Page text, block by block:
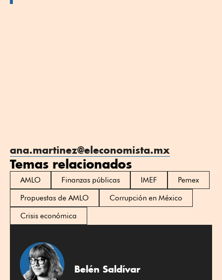
ana.martinez@eleconomista.mx
Temas relacionados
AMLO Finanzas públicas IMEF
Pemex
Propuestas de AMLO
Corrupción en México
Crisis económica
Belén Saldívar